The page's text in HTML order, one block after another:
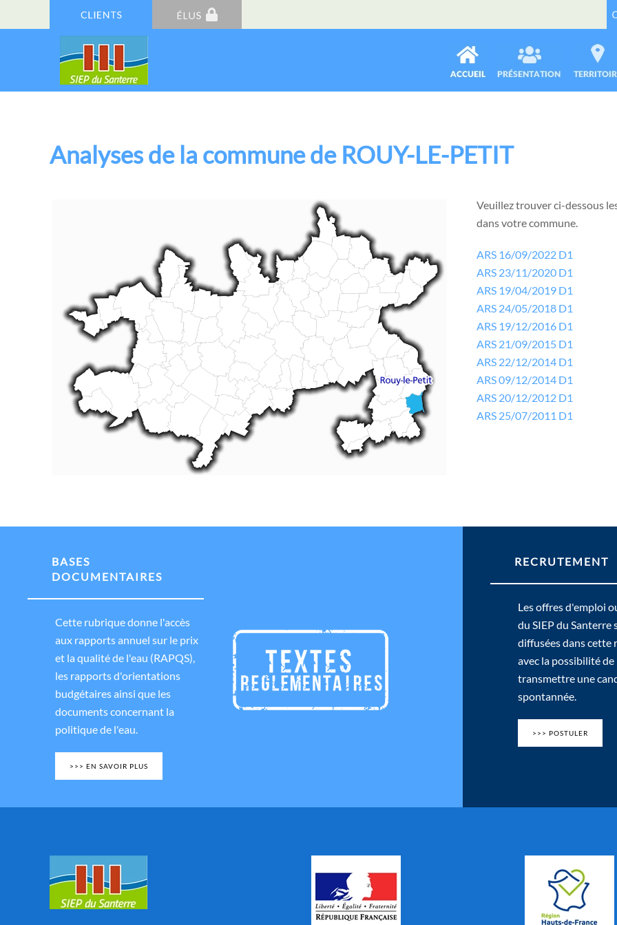
Analyses de la commune de ROUY-LE-PETIT
Veuillez trouver ci-dessous
dans votre commune.
ARS 16/09/2022 D1
ARS 23/11/2020 D1
ARS 19/04/2019 D1
ARS 24/05/2018 D1
ARS 19/12/2016 D1
ARS 21/09/2015 D1
ARS 22/12/2014 D1
ARS 09/12/2014 D1
ARS 20/12/2012 D1
ARS 25/07/2011 D1
BASES
DOCUMENTAIRES
Cette rubrique donne l'accès
aux rapports annuel sur le prix
et la qualité de l'eau (RAPQS),
les rapports d'orientations
budgétaires ainsi que les
documents concernant la
politique de l'eau.
>>> EN SAVOIR PLUS
RECRUTEMENT
Les offres d'emploi
du SIEP du Santerre
diffusées dans cette
avec la possibilité de
transmettre une
spontannée.
>>> POSTULER